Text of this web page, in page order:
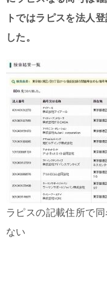
トではラピスを法人
した。
ラピスの記載住所で
ない